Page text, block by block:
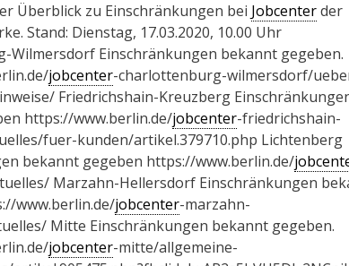
Überblick zu Einschränkungen bei Jobcenterder
Stand: Dienstag, 17.03.2020, 10.00 Uhr
Wilmersdorf Einschränkungen bekannt gegeben.
jobcenter-charlottenburg-wilmersdorf/
Friedrichshain-Kreuzberg
https://www.berlin.de/jobcenter-friedrichshain-
fuer-kunden/artikel.379710.php Lichtenberg
bekannt gegeben https://www.berlin.de/
Marzahn-Hellersdorf Einschränkungen
www.berlin.de/jobcenter-marzahn-
Mitte Einschränkungen bekannt gegeben.
jobcenter-mitte/allgemeine-